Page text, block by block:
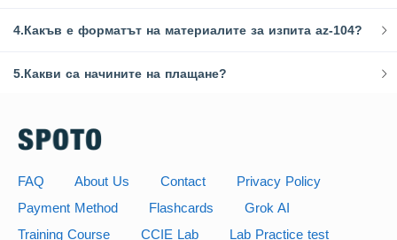
4.Какъв е форматът на материалите за изпита az-104?
5.Какви са начините на плащане?
FAQ About Us Contact
Privacy Policy
Payment Method
Flashcards
Grok AI
Training Course
CCIE Lab Lab Practice test